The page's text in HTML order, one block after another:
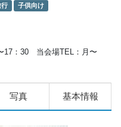
行 子供向け
17：30 当会場TEL：月〜
写真 基本情報